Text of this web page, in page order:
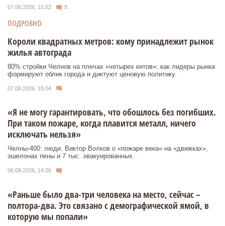
07.08.2026, 15:02 5
ПОДРОБНО
Короли квадратных метров: кому принадлежит рынок
жилья автограда
80% стройки Челнов на плечах «четырех китов»: как лидеры рынка
формируют облик города и диктуют ценовую политику.
07.08.2026, 15:04
«Я не могу гарантировать, что обошлось без погибших.
При таком пожаре, когда плавится металл, ничего
исключать нельзя»
Челны-400: люди. Виктор Волков о «пожаре века» на «движках»,
эшелонах пены и 7 тыс. эвакуированных.
06.08.2026, 14:26
«Раньше было два-три человека на место, сейчас –
полтора-два. Это связано с демографической ямой, в
которую мы попали»